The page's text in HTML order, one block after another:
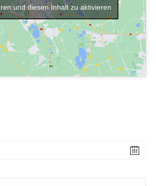
und diesen Inhalt zu aktivieren